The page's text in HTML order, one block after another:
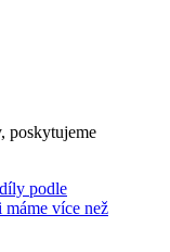
poskytujeme